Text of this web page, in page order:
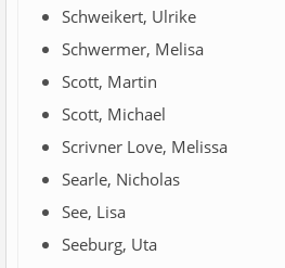
Schweikert, Ulrike
Schwermer, Melisa
Scott, Martin
Scott, Michael
Scrivner Love, Melissa
Searle, Nicholas
See, Lisa
Seeburg, Uta